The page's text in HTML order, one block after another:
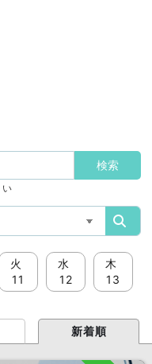
火
11
水
12
木
13
新着順